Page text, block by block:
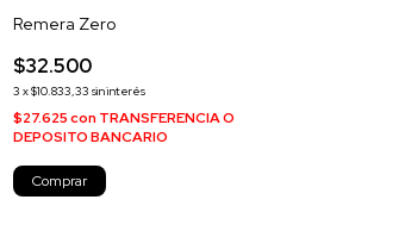
Remera Zero
$32.500
3 x$10.833,33 sin interés
$27.625con TRANSFERENCIA O
DEPOSITO BANCARIO
Comprar